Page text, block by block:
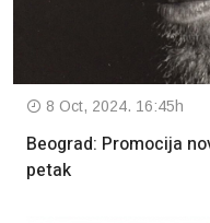
8 Oct, 2024. 16:45h
Beograd: Promocija
petak